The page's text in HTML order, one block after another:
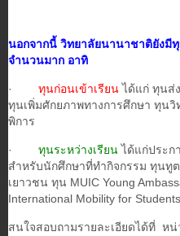
นอกจากนี้ วิทยาลัยนานาชาติยังมี
จำนวนมาก อาทิ
· ทุนก่อนเข้าเรียนได้แก่ ทุนส่
ทุนเพิ่มศักยภาพทางการศึกษา ทุน
พิการ
· ทุนระหว่างเรียนได้แก่ประก
สำหรับนักศึกษาที่ทำกิจกรรม ทุนทู
เยาวชน ทุน MUIC Young
International Mobility for
สนใจสอบถามรายละเอียดได้ที่ ห